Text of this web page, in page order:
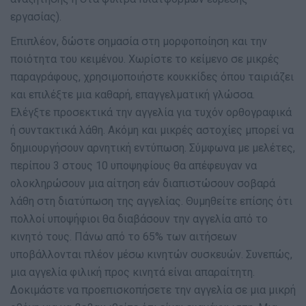
εργασίας).
Επιπλέον, δώστε σημασία στη μορφοποίηση και την
ποιότητα του κειμένου. Χωρίστε το κείμενο σε μικρές
παραγράφους, χρησιμοποιήστε κουκκίδες όπου ταιριάζει
και επιλέξτε μια καθαρή, επαγγελματική γλώσσα.
Ελέγξτε προσεκτικά την αγγελία για τυχόν ορθογραφικά
ή συντακτικά λάθη. Ακόμη και μικρές αστοχίες μπορεί να
δημιουργήσουν αρνητική εντύπωση. Σύμφωνα με μελέτες,
περίπου 3 στους 10 υποψηφίους θα απέφευγαν να
ολοκληρώσουν μια αίτηση εάν διαπιστώσουν σοβαρά
λάθη στη διατύπωση της αγγελίας. Θυμηθείτε επίσης ότι
πολλοί υποψήφιοι θα διαβάσουν την αγγελία από το
κινητό τους. Πάνω από το 65% των αιτήσεων
υποβάλλονται πλέον μέσω κινητών συσκευών. Συνεπώς,
μια αγγελία φιλική προς κινητά είναι απαραίτητη.
Δοκιμάστε να προεπισκοπήσετε την αγγελία σε μια μικρή